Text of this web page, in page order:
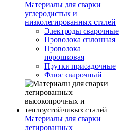
Материалы для сварки
углеродистых и
низколегированных сталей
Электроды сварочные
Проволока сплошная
Проволока
порошковая
Прутки присадочные
Флюс сварочный
Материалы для сварки
легированных